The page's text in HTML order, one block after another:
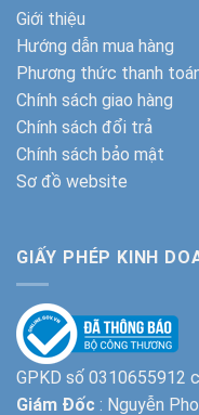
Giới thiệu
Hướng dẫn mua hàng
Phương thức thanh
Chính sách giao hàng
Chính sách đổi trả
Chính sách bảo mật
Sơ đồ website
GIẤY PHÉP KINH
GPKD số 0310655912
Giám Đốc : Nguyễn